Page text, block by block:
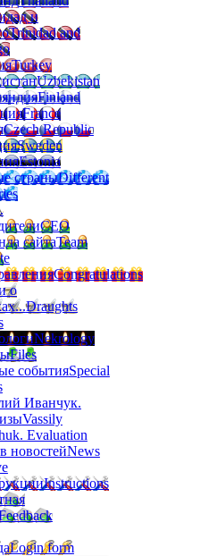
и
Trinidad and
Turkey
Uzbekistan
Finland
France
Czech Republic
Sweden
Estonia
страныDifferent
CEO
сайтаTeam
Congratulations
о
Draughts
Nekrology
Files
событияSpecial
Иванчук.
Vassily
Evaluation
новостейNews
Instructions
Login form